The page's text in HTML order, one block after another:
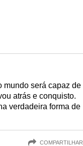
mundo será capaz de
atrás e conquisto.
verdadeira forma de
COMPARTILHAR